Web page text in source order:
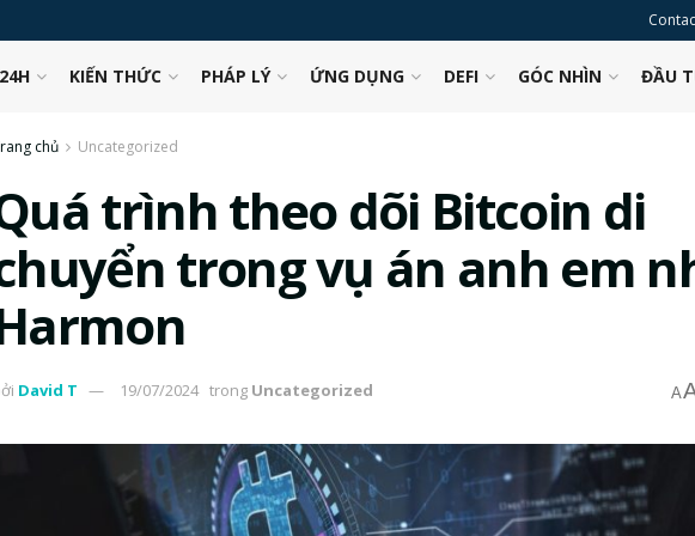
KIẾN THỨC PHÁP LÝ ỨNG DỤNG DEFI GÓC NHÌN ĐẦU
chủ Uncategorized
trình theo dõi Bitcoin di
trong vụ án anh em
David T 19/07/2024 trong Uncategorized A